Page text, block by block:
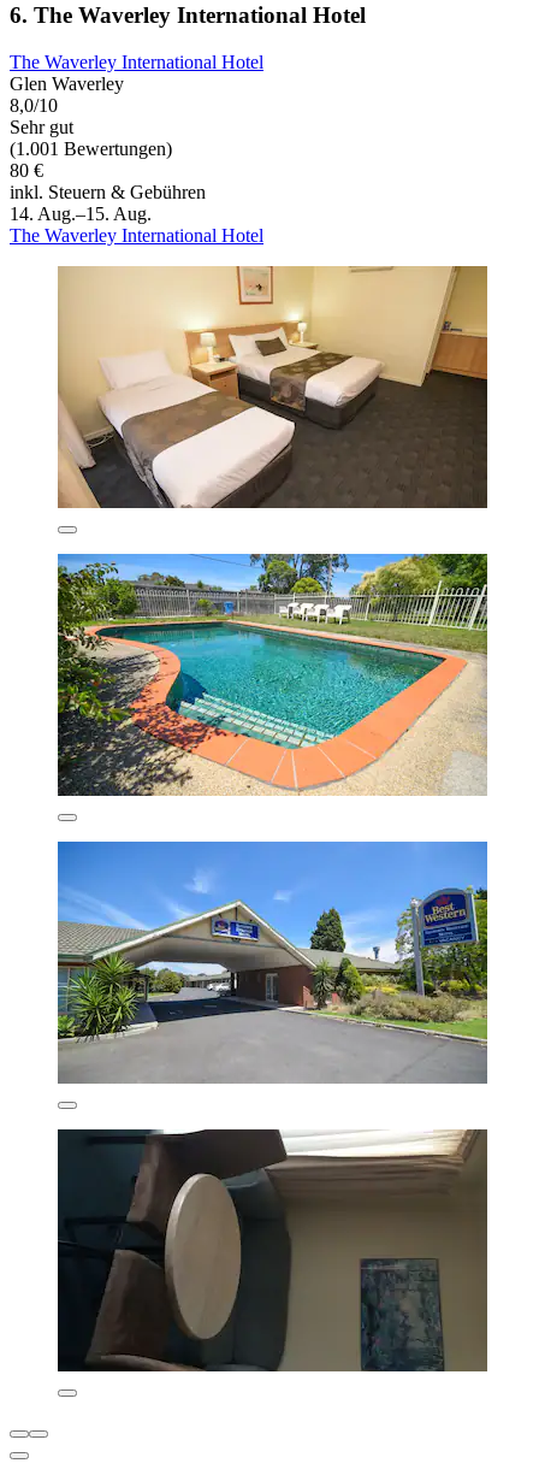
6. The Waverley International Hotel
The Waverley International Hotel
Glen Waverley
8,0/10
Sehr gut
(1.001 Bewertungen)
80 €
inkl. Steuern & Gebühren
14. Aug.–15. Aug.
The Waverley International Hotel